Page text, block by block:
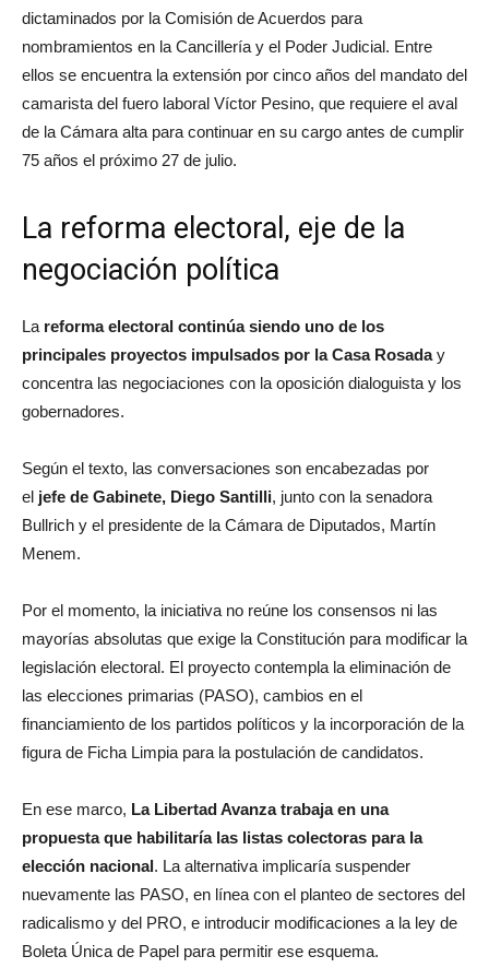
dictaminados por la Comisión de Acuerdos para
nombramientos en la Cancillería y el Poder Judicial. Entre
ellos se encuentra la extensión por cinco años del mandato del
camarista del fuero laboral Víctor Pesino, que requiere el aval
de la Cámara alta para continuar en su cargo antes de cumplir
75 años el próximo 27 de julio.
La reforma electoral, eje de la
negociación política
La reforma electoral continúa siendo uno de los
principales proyectos impulsados por la Casa Rosaday
concentra las negociaciones con la oposición dialoguista y los
gobernadores.
Según el texto, las conversaciones son encabezadas por
el jefe de Gabinete, Diego Santilli, junto con la senadora
Bullrich y el presidente de la Cámara de Diputados, Martín
Menem.
Por el momento, la iniciativa no reúne los consensos ni las
mayorías absolutas que exige la Constitución para modificar la
legislación electoral. El proyecto contempla la eliminación de
las elecciones primarias (PASO), cambios en el
financiamiento de los partidos políticos y la incorporación de la
figura de Ficha Limpia para la postulación de candidatos.
En ese marco, La Libertad Avanza trabaja en una
propuesta que habilitaría las listas colectoras para la
elección nacional. La alternativa implicaría suspender
nuevamente las PASO, en línea con el planteo de sectores del
radicalismo y del PRO, e introducir modificaciones a la ley de
Boleta Única de Papel para permitir ese esquema.